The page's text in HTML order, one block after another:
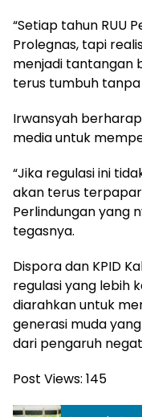
“Setiap tahun RUU
Prolegnas, tapi
menjadi tantangan
terus tumbuh tanpa
Irwansyah
media untuk
“Jika regulasi ini
akan terus
Perlindungan yang
tegasnya.
Dispora dan KPID
regulasi yang lebih
diarahkan untuk
generasi muda
dari pengaruh
Post Views: 145